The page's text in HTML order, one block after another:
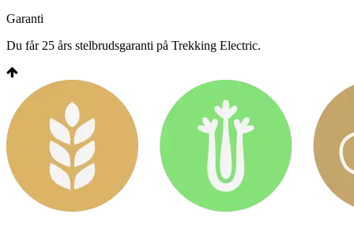
Garanti
Du får 25 års stelbrudsgaranti på Trekking Electric.